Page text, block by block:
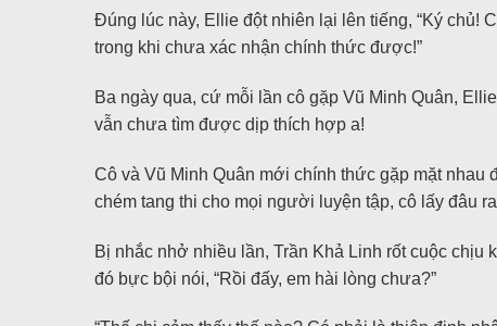
Đúng lúc này, Ellie đột nhiên lại lên tiếng, “Ký chủ!
trong khi chưa xác nhận chính thức được!”
Ba ngày qua, cứ mỗi lần cô gặp Vũ Minh Quân,
vẫn chưa tìm được dịp thích hợp a!
Cô và Vũ Minh Quân mới chính thức gặp mặt nhau
chém tang thi cho mọi người luyện tập, cô lấy đâu
Bị nhắc nhở nhiều lần, Trần Khả Linh rốt cuộc chịu
đó bực bội nói, “Rồi đấy, em hài lòng chưa?”